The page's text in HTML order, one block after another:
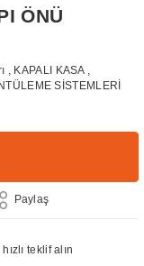
ÖNÜ
KAPALI KASA
SİSTEMLERİ
Paylaş
teklif alın